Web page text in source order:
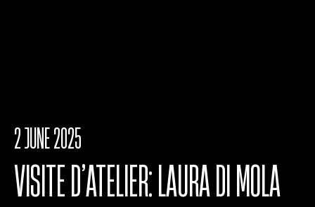
2 JUNE 2025
VISITE D’ATELIER: LAURA DI MOLA